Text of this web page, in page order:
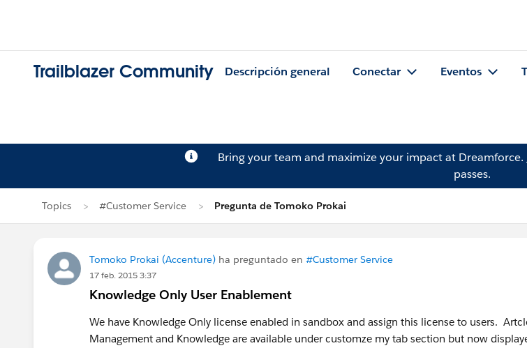
Trailblazer Community Descripción general Conectar Eventos
Bring your team and maximize your impact at Dreamforce.
passes.
Topics #Customer Service Pregunta de Tomoko Prokai
Tomoko Prokai (Accenture) ha preguntado en #Customer Service
17 feb. 2015 3:37
Knowledge Only User Enablement
We have Knowledge Only license enabled in sandbox and assign this license to users.
Management and Knowledge are available under customze my tab section but now